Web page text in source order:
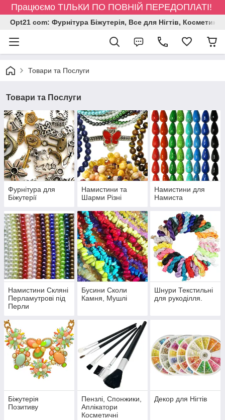
Працюємо ТІЛЬКИ ПО ПОВНІЙ ПЕРЕДОПЛАТІ!
Opt21 com: Фурнітура Біжутерія, Все для Нігтів, Косметика
Товари та Послуги
Товари та Послуги
Фурнітура для
Біжутерії
Намистини та
Шарми Різні
Намистини для
Намиста
Намистини Скляні
Перламутрові під
Перли
Бусини Сколи
Камня, Мушлі
Шнури Текстильні
для рукоділля.
Біжутерія
Позитиву
Пензлі, Спонжики,
Аплікатори
Косметичні
Декор для Нігтів